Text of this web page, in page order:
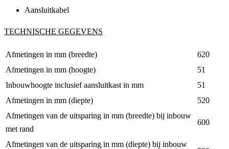
Aansluitkabel
TECHNISCHE GEGEVENS
Afmetingen in mm (breedte)
620
Afmetingen in mm (hoogte)
51
Inbouwhoogte inclusief aansluitkast in mm
51
Afmetingen in mm (diepte)
520
Afmetingen van de uitsparing in mm (breedte) bij inbouw
met rand
600
Afmetingen van de uitsparing in mm (diepte) bij inbouw